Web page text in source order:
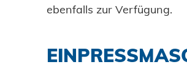
ebenfalls zur Verfügung.